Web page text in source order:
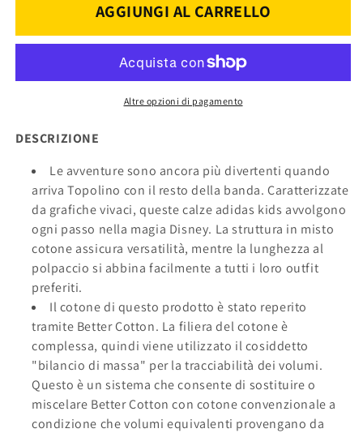
CALZE
TRIS
CALZE
AGGIUNGI AL CARRELLO
Altre opzioni di pagamento
DESCRIZIONE
Le avventure sono ancora più divertenti quando
arriva Topolino con il resto della banda. Caratterizzate
da grafiche vivaci, queste calze adidas kids avvolgono
ogni passo nella magia Disney. La struttura in misto
cotone assicura versatilità, mentre la lunghezza al
polpaccio si abbina facilmente a tutti i loro outfit
preferiti.
Il cotone di questo prodotto è stato reperito
tramite Better Cotton. La filiera del cotone è
complessa, quindi viene utilizzato il cosiddetto
"bilancio di massa" per la tracciabilità dei volumi.
Questo è un sistema che consente di sostituire o
miscelare Better Cotton con cotone convenzionale a
condizione che volumi equivalenti provengano da